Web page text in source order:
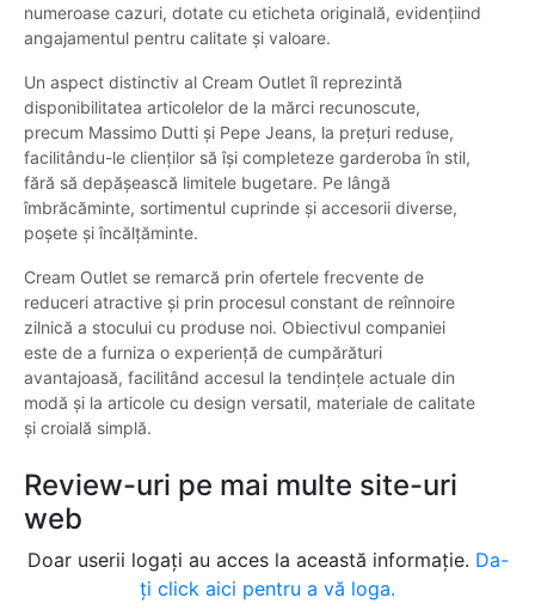
numeroase cazuri, dotate cu eticheta originală, evidențiind
angajamentul pentru calitate și valoare.
Un aspect distinctiv al Cream Outlet îl reprezintă
disponibilitatea articolelor de la mărci recunoscute,
precum Massimo Dutti și Pepe Jeans, la prețuri reduse,
facilitându-le clienților să își completeze garderoba în stil,
fără să depășească limitele bugetare. Pe lângă
îmbrăcăminte, sortimentul cuprinde și accesorii diverse,
poșete și încălțăminte.
Cream Outlet se remarcă prin ofertele frecvente de
reduceri atractive și prin procesul constant de reînnoire
zilnică a stocului cu produse noi. Obiectivul companiei
este de a furniza o experiență de cumpărături
avantajoasă, facilitând accesul la tendințele actuale din
modă și la articole cu design versatil, materiale de calitate
și croială simplă.
Review-uri pe mai multe site-uri
web
Doar userii logați au acces la această informație. Da-
ți click aici pentru a vă loga.